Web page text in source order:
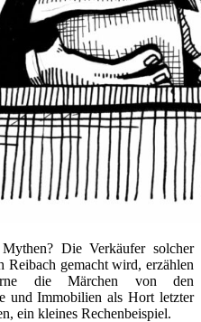
Die Verkäufer solcher
Reibach gemacht wird, erzählen
die Märchen von den
und Immobilien als Hort letzter
ein kleines Rechenbeispiel.